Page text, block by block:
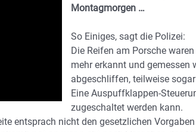
Montagmorgen …
So Einiges, sagt die Polizei:
Die Reifen am Porsche
mehr erkannt und gemessen
abgeschliffen, teilweise
Eine Auspuffklappen-
zugeschaltet werden kann.
entsprach nicht den gesetzlichen